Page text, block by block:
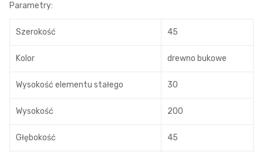
Parametry:
Szerokość 45
Kolor drewno bukowe
Wysokość elementu stałego 30
Wysokość 200
Głębokość 45